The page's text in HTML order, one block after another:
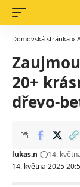
Domovská stránka »
20+
dřevo-
14. května 2025
lukas.n 14.